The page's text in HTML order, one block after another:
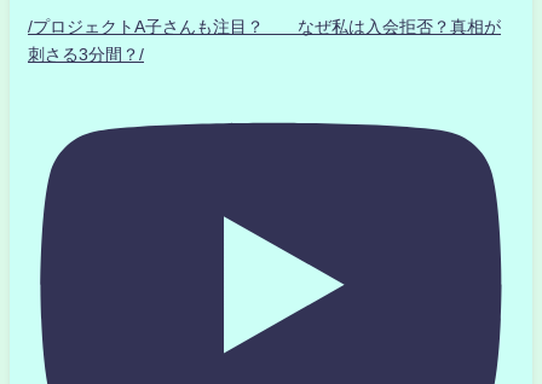
/プロジェクトA子さんも注目？ なぜ私は入会拒否？真相が
刺さる3分間？/